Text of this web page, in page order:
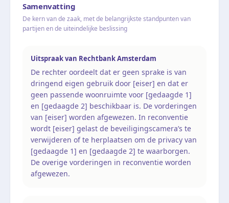
Samenvatting
De kern van de zaak, met de belangrijkste standpunten van
partijen en de uiteindelijke beslissing
Uitspraak van Rechtbank Amsterdam
De rechter oordeelt dat er geen sprake is van
dringend eigen gebruik door [eiser] en dat er
geen passende woonruimte voor [gedaagde 1]
en [gedaagde 2] beschikbaar is. De vorderingen
van [eiser] worden afgewezen. In reconventie
wordt [eiser] gelast de beveiligingscamera’s te
verwijderen of te herplaatsen om de privacy van
[gedaagde 1] en [gedaagde 2] te waarborgen.
De overige vorderingen in reconventie worden
afgewezen.